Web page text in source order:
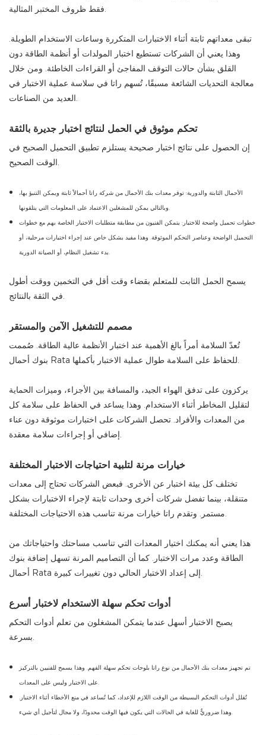
فقط ظروف المختبر المثالية.
تبقى معداتهم ثابتة أثناء الاختبارات المتكررة وساعات الاستخدام الطويلة.
وهذا يعني أن الشركات تستطيع اختبار المولدات أو أنظمة الطاقة دون
القلق بشأن حالات التوقف المفاجئ أو القراءات الخاطئة. ومن خلال
معالجة التحديات الشائعة مسبقًا، تُسهم راتا في سلاسة عملية الاختبار في
العديد من الصناعات.
تحكم موثوق في الحمل لنتائج اختبار جديرة بالثقة
إن الحصول على نتائج اختبار صحيحة يستلزم تطبيق التحميل الصحيح في
الوقت الصحيح.
الأحمال الثابتة والدورية: توفر معدات بنك الأحمال من شركة راتا أحمالاً ثابتة ويمكن التنبؤ بها،
وبالتالي يمكن للمشغلين الاعتماد على المعلومات التي يتلقونها.
خطوات تحميل واضحة للاختبار: يتمكن الفنيون من مطابقة متطلبات الاختبار الخاصة بهم مع خطوات
التحميل الواضحة وعناصر التحكم الموثوقة. وهذا مفيد بشكل خاص عند إجراء اختبارات مرحلية، أو
بدء تشغيل النظام، أو الصيانة الدورية.
يسمح الحمل الثابت للمتعلم بقضاء وقت أقل في التخمين ووقت أطول
في الثقة بالنتائج.
مصمم للتشغيل الآمن والمستقر
تُعدّ السلامة أمراً بالغ الأهمية عند اختبار الأنظمة عالية الطاقة. صُممت
بنوك أحمال Rata للحفاظ على السلامة طوال عملية الاختبار بأكملها.
يركزون على تدفق الهواء الجيد، والمسافة بين الأجزاء، وميزات الحماية
لتقليل المخاطر أثناء الاستخدام. وهذا يساعد في الحفاظ على سلامة كل
من المعدات والأفراد. تحصل الشركات على اختبارات موثوقة دون عناء
إضافي أو إجراءات سلامة معقدة.
خيارات مرنة لتلبية احتياجات الاختبار المختلفة
تختلف كل بيئة اختبار عن الأخرى. فبعض الشركات تحتاج إلى معدات
متنقلة، بينما تفضل شركات أخرى وحدات ثابتة لإجراء الاختبارات بشكل
مستمر. وتقدم راتا خيارات مرنة تناسب هذه الاحتياجات المختلفة.
هذا يعني أنه يمكنك اختيار المعدات التي تناسب مساحتك واحتياجاتك من
الطاقة وعدد مرات الاختبار. كما أن التصاميم المرنة تسهل إضافة بنوك
أحمال Rata إلى إعداد الاختبار الحالي دون تغييرات كبيرة.
أدوات تحكم سهلة الاستخدام لاختبار أسرع
يصبح الاختبار أسهل عندما يتمكن المشغلون من تعلم أدوات التحكم
بسرعة.
تم تجهيز معدات بنك الأحمال من نوع راتا بلوحات تحكم سهلة الفهم. وهذا يسمح للفنيين بالتركيز
على الاختبار وليس على المعدات.
تُقلل أدوات التحكم البسيطة من الوقت اللازم للإعداد، كما تُساعد في منع الأخطاء أثناء الاختبار.
وهذا ضروريٌّ للغاية في الحالات التي يكون فيها الوقت محدودًا، ولا مجال لتأجيل أي شيء.